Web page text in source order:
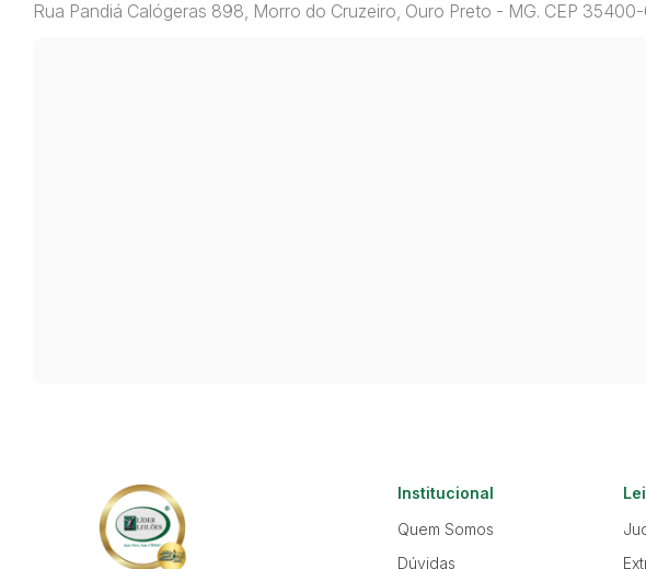
Rua Pandiá Calógeras 898, Morro do Cruzeiro, Ouro Preto - MG. CEP
Institucional
Quem Somos
Dúvidas